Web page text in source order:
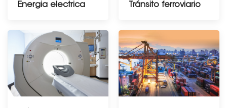
Energia electrica Tránsito ferroviario